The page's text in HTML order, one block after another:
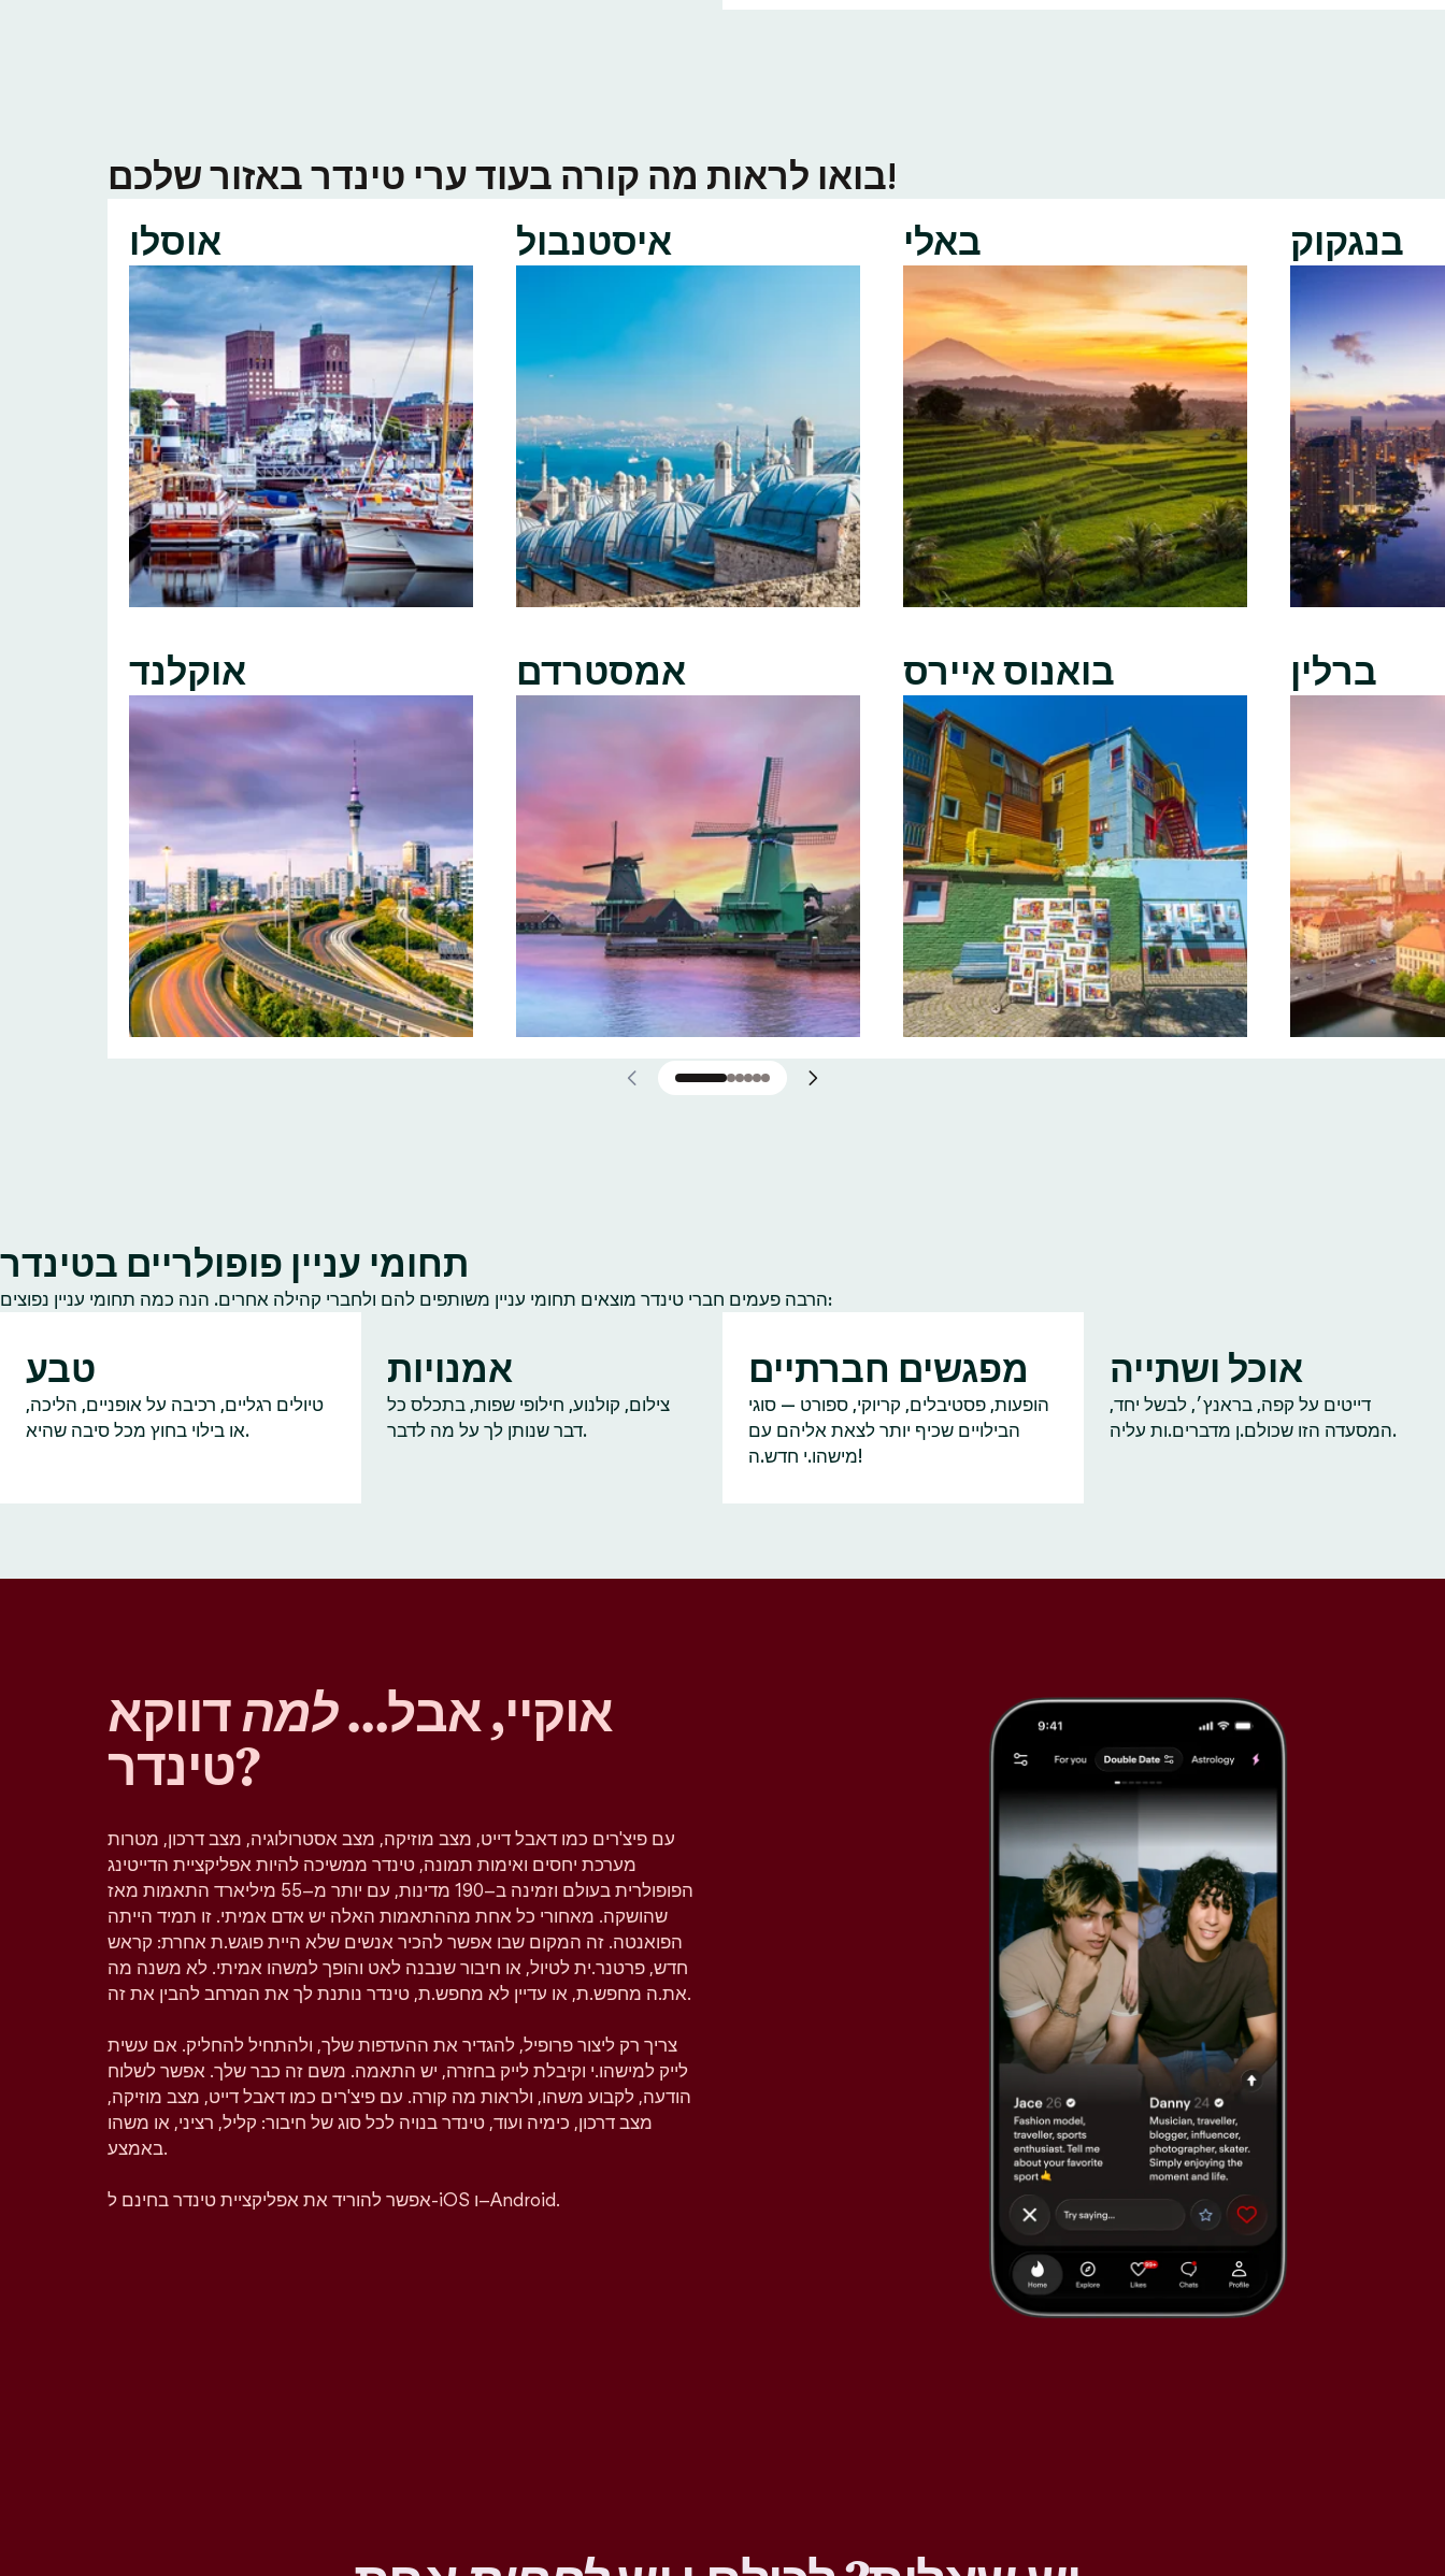
בואו לראות מה קורה בעוד ערי טינדר באזור שלכם!
אוסלו
אוקלנד
איסטנבול
אמסטרדם
באלי
בואנוס איירס
בנגקוק
ברלין
תחומי עניין פופולריים בטינדר
הרבה פעמים חברי טינדר מוצאים תחומי עניין משותפים להם ולחברי קהילה אחרים. הנה כמה תחומי עניין נפוצים:
טבע
טיולים רגליים, רכיבה על אופניים, הליכה,
או בילוי בחוץ מכל סיבה שהיא.
אמנויות
צילום, קולנוע, חילופי שפות, בתכלס כל
דבר שנותן לך על מה לדבר.
מפגשים חברתיים
הופעות, פסטיבלים, קריוקי, ספורט — סוגי
הבילויים שכיף יותר לצאת אליהם עם
מישהו.י חדש.ה!
אוכל ושתייה
דייטים על קפה, בראנץ׳, לבשל יחד,
המסעדה הזו שכולם.ן מדברים.ות עליה.
אוקיי, אבל…למהדווקא
טינדר?
עם פיצ'רים כמו דאבל דייט, מצב מוזיקה, מצב אסטרולוגיה, מצב דרכון, מטרות
מערכת יחסים ואימות תמונה, טינדר ממשיכה להיות אפליקציית הדייטינג
הפופולרית בעולם וזמינה ב–190 מדינות, עם יותר מ–55 מיליארד התאמות מאז
שהושקה. מאחורי כל אחת מההתאמות האלה יש אדם אמיתי. זו תמיד הייתה
הפואנטה. זה המקום שבו אפשר להכיר אנשים שלא היית פוגש.ת אחרת: קראש
חדש, פרטנר.ית לטיול, או חיבור שנבנה לאט והופך למשהו אמיתי. לא משנה מה
את.ה מחפש.ת, או עדיין לא מחפש.ת, טינדר נותנת לך את המרחב להבין את זה.
צריך רק ליצור פרופיל, להגדיר את ההעדפות שלך, ולהתחיל להחליק. אם עשית
לייק למישהו.י וקיבלת לייק בחזרה, יש התאמה. משם זה כבר שלך. אפשר לשלוח
הודעה, לקבוע משהו, ולראות מה קורה. עם פיצ'רים כמו דאבל דייט, מצב מוזיקה,
מצב דרכון, כימיה ועוד, טינדר בנויה לכל סוג של חיבור: קליל, רציני, או משהו
באמצע.
אפשר להוריד את אפליקציית טינדר בחינם ל-iOS ו–Android.